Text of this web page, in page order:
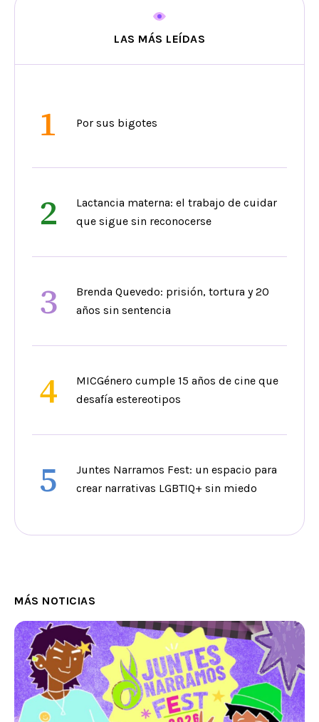
LAS MÁS LEÍDAS
1 Por sus bigotes
2
Lactancia materna: el trabajo de cuidar
que sigue sin reconocerse
3
Brenda Quevedo: prisión, tortura y 20
años sin sentencia
4
MICGénero cumple 15 años de cine que
desafía estereotipos
5
Juntes Narramos Fest: un espacio para
crear narrativas LGBTIQ+ sin miedo
MÁS NOTICIAS